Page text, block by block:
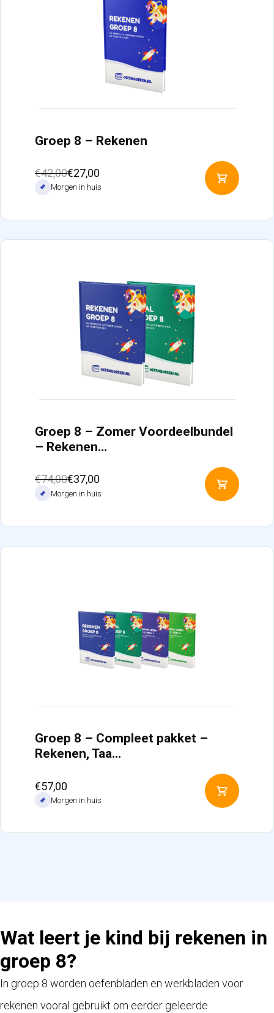
Groep 8 – Rekenen
€42,00
Oorspronkelijke
prijs
€27,00
Huidige
prijsMorgen in huis
aan
Groep 8 – Zomer Voordeelbundel
– Rekenen…
€74,00
Oorspronkelijke
prijs
€37,00
Huidige
prijsMorgen in huis
aan
Groep 8 – Compleet pakket –
Rekenen, Taa…
€57,00
Morgen in huis
aan
Wat leert je kind bij rekenen in
groep 8?
In groep 8 worden oefenbladen en werkbladen voor
rekenen vooral gebruikt om eerder geleerde